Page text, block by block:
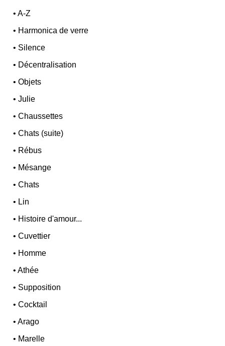
•A-Z
• Harmonica de verre
• Silence
• Décentralisation
•Objets
•Julie
•Chaussettes
•Chats (suite)
• Rébus
• Mésange
•Chats
• Lin
• Histoire d'amour...
•Cuvettier
• Homme
•Athée
• Supposition
•Cocktail
•Arago
• Marelle